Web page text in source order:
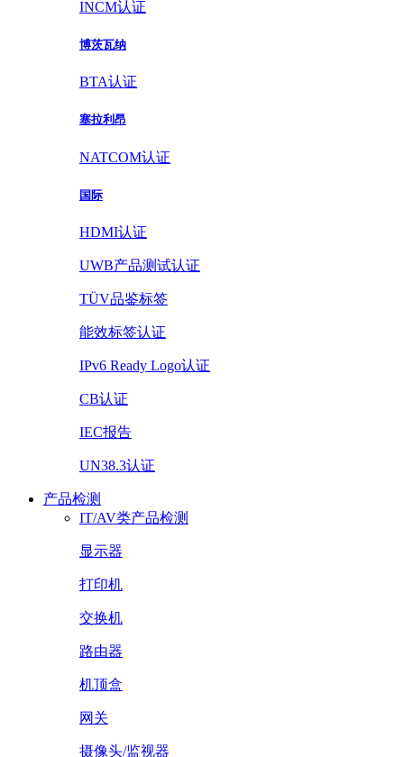
INCM认证
博茨瓦纳
BTA认证
塞拉利昂
NATCOM认证
国际
HDMI认证
UWB产品测试认证
TÜV品鉴标签
能效标签认证
IPv6 Ready Logo认证
CB认证
IEC报告
UN38.3认证
产品检测
IT/AV类产品检测
显示器
打印机
交换机
路由器
机顶盒
网关
摄像头/监视器